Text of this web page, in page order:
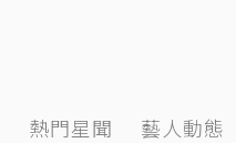
熱門星聞 藝人動態